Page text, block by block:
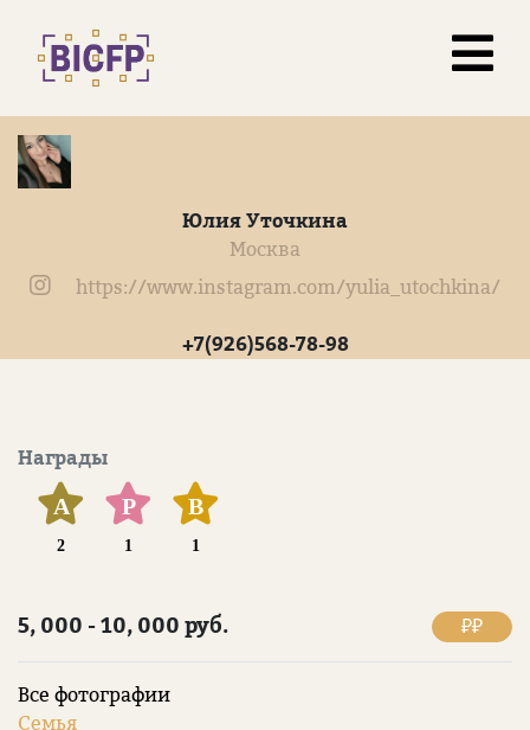
Юлия Уточкина
Москва
https://www.instagram.com/yulia_utochkina/
+7(926)568-78-98
Награды
А
2
Р
1
В
1
5, 000 - 10, 000 руб. ₽₽
Все фотографии
Семья